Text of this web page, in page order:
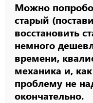
Можно
старый
восстановить
немного
времени,
механика и,
проблему не
окончательно.